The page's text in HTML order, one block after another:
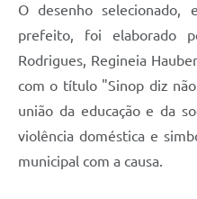
O desenho selecionado,
prefeito, foi elaborado
Rodrigues, Regineia
com o título "Sinop diz
união da educação e da
violência doméstica e
municipal com a causa.